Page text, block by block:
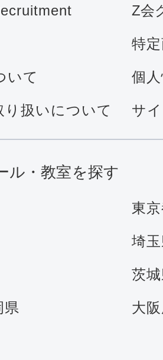
Z会
特
いて 個
り扱いについて サ
ル・教室を探す
東
埼
茨
県 大